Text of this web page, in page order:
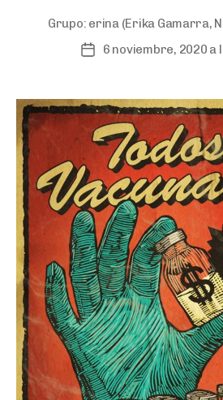
Grupo: erina(Erika Gamarra,
Fecha6 noviembre, 2020 a